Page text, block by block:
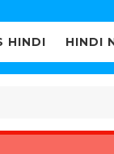
HINDI HINDI